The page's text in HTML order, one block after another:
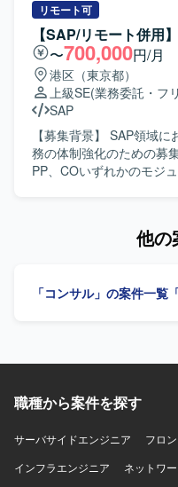
や課題対応の調査・機能
変更内容を整理し、開発
施していただきます。 デ
だきます。 上記作業を進
に参加し、業務内容や課
本番カットオーバーに向
番カットオーバー後の追
を継続してご対応いただきます。 【求める
直接会話しながら業務を
相談を適切に行っていた
対応いただける方にご活
オーバー前後の重要なフ
務改善やシステム活用に
オンプログラム（ABAP
リモート可
【SAP/リモート併用
〜700,000円/月
港区（東京都）
上級SE(業務委託・フ
SAP
【募集背景】 SAP領域
務の体制強化のための募集です。 【作業内容
PP、COいずれかのモジ
滑で、関係者との調整や
ョンの魅力】 SAPの主要
境】 SAPを中心とした業
施します。
他の
「コンサル」の案件一覧
職種から案件を探す
サーバサイドエンジニア
フロ
インフラエンジニア
ネットワ